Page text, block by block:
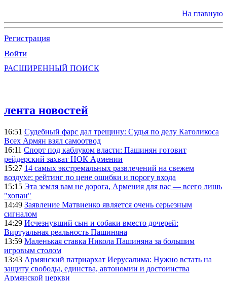
На главную
Регистрация
Войти
РАСШИРЕННЫЙ ПОИСК
лента новостей
16:51 Судебный фарс дал трещину: Судья по делу Католикоса
Всех Армян взял самоотвод
16:11 Спорт под каблуком власти: Пашинян готовит
рейдерский захват НОК Армении
15:27 14 самых экстремальных развлечений на свежем
воздухе: рейтинг по цене ошибки и порогу входа
15:15 Эта земля вам не дорога, Армения для вас — всего лишь
"хопан"
14:49 Заявление Матвиенко является очень серьезным
сигналом
14:29 Исчезнувший сын и собаки вместо дочерей:
Виртуальная реальность Пашиняна
13:59 Маленькая ставка Никола Пашиняна за большим
игровым столом
13:43 Армянский патриархат Иерусалима: Нужно встать на
защиту свободы, единства, автономии и достоинства
Армянской церкви